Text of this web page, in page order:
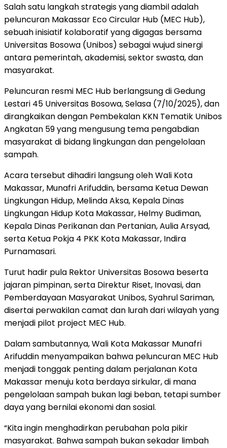
Salah satu langkah strategis yang diambil adalah
peluncuran Makassar Eco Circular Hub (MEC Hub),
sebuah inisiatif kolaboratif yang digagas bersama
Universitas Bosowa (Unibos) sebagai wujud sinergi
antara pemerintah, akademisi, sektor swasta, dan
masyarakat.
Peluncuran resmi MEC Hub berlangsung di Gedung
Lestari 45 Universitas Bosowa, Selasa (7/10/2025), dan
dirangkaikan dengan Pembekalan KKN Tematik Unibos
Angkatan 59 yang mengusung tema pengabdian
masyarakat di bidang lingkungan dan pengelolaan
sampah.
Acara tersebut dihadiri langsung oleh Wali Kota
Makassar, Munafri Arifuddin, bersama Ketua Dewan
Lingkungan Hidup, Melinda Aksa, Kepala Dinas
Lingkungan Hidup Kota Makassar, Helmy Budiman,
Kepala Dinas Perikanan dan Pertanian, Aulia Arsyad,
serta Ketua Pokja 4 PKK Kota Makassar, Indira
Purnamasari.
Turut hadir pula Rektor Universitas Bosowa beserta
jajaran pimpinan, serta Direktur Riset, Inovasi, dan
Pemberdayaan Masyarakat Unibos, Syahrul Sariman,
disertai perwakilan camat dan lurah dari wilayah yang
menjadi pilot project MEC Hub.
Dalam sambutannya, Wali Kota Makassar Munafri
Arifuddin menyampaikan bahwa peluncuran MEC Hub
menjadi tonggak penting dalam perjalanan Kota
Makassar menuju kota berdaya sirkular, di mana
pengelolaan sampah bukan lagi beban, tetapi sumber
daya yang bernilai ekonomi dan sosial.
“Kita ingin menghadirkan perubahan pola pikir
masyarakat. Bahwa sampah bukan sekadar limbah